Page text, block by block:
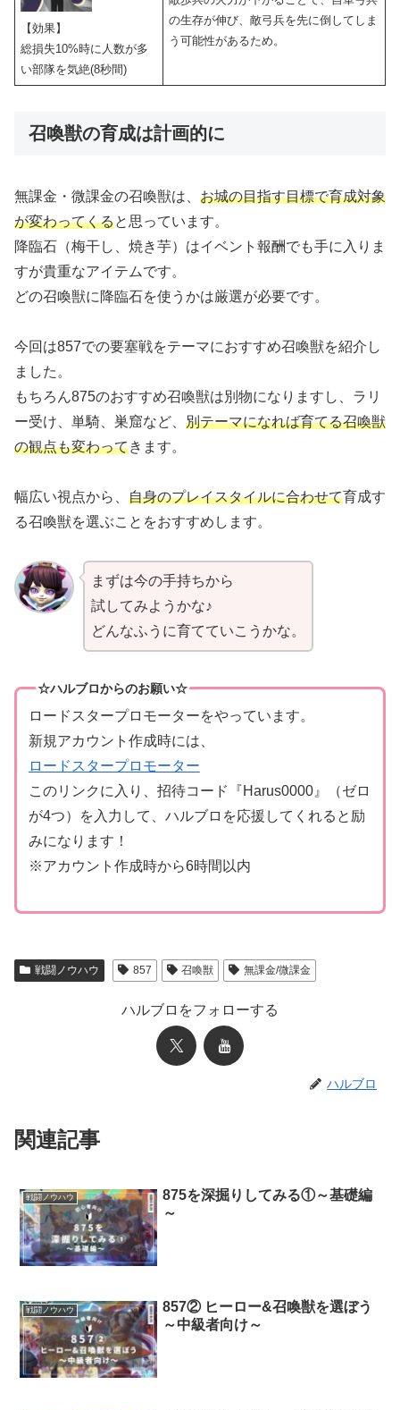
【効果】
総損失10%時に人数が多
い部隊を気絶(8秒間)
の生存が伸び、敵弓兵を先に倒してしま
う可能性があるため。
召喚獣の育成は計画的に
無課金・微課金の召喚獣は、 お城の目指す目標で育成対象
が変わってくると思っています。
降臨石（梅干し、焼き芋）はイベント報酬でも手に入りま
すが貴重なアイテムです。
どの召喚獣に降臨石を使うかは厳選が必要です。
今回は857での要塞戦をテーマにおすすめ召喚獣を紹介し
ました。
もちろん875のおすすめ召喚獣は別物になりますし、ラリ
ー受け、単騎、巣窟など、 別テーマになれば育てる召喚獣
の観点も変わってきます。
幅広い視点から、 自身のプレイスタイルに合わせて育成す
る召喚獣を選ぶことをおすすめします。
まずは今の手持ちから
試してみようかな♪
どんなふうに育てていこうかな。
☆ハルブロからのお願い☆
ロードスタープロモーターをやっています。
新規アカウント作成時には、
ロードスタープロモーター
このリンクに入り、招待コード『Harus0000』（ゼロ
が4つ）を入力して、ハルブロを応援してくれると励
みになります！
※アカウント作成時から6時間以内
戦闘ノウハウ 857 召喚獣 無課金/微課金
ハルブロをフォローする
ハルブロ
関連記事
戦闘ノウハウ
875を深掘りしてみる①～基礎編
～
戦闘ノウハウ
857② ヒーロー&召喚獣を選ぼう
～中級者向け～